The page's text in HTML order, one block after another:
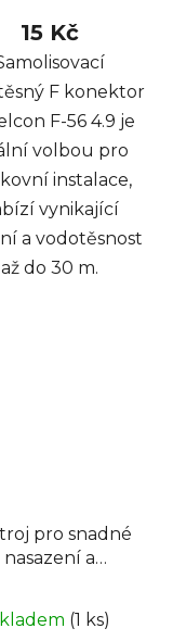
15 Kč
F konektor
F-56 4.9 je
volbou pro
instalace,
vynikající
a vodotěsnost
až do 30 m.
pro snadné
nasazení a
CABELCON
(1 ks)